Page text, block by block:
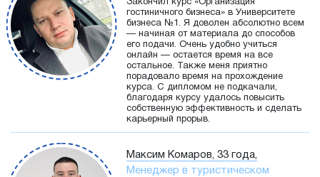
Закончил курс «Организация
гостиничного бизнеса» в Университете
бизнеса №1. Я доволен абсолютно всем
— начиная от материала до способов
его подачи. Очень удобно учиться
онлайн — остается время на все
остальное. Также меня приятно
порадовало время на прохождение
курса. С дипломом не подкачали,
благодаря курсу удалось повысить
собственную эффективность и сделать
карьерный прорыв.
Максим Комаров, 33 года,
Менеджер в туристическом